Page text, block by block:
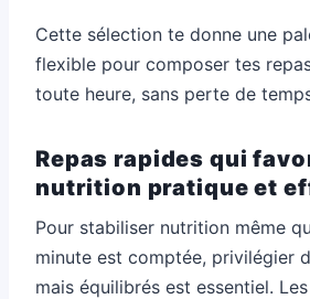
Cette sélection te donne une
flexible pour composer tes
toute heure, sans perte de
Repas rapides qui
nutrition pratique et
Pour stabiliser nutrition même
minute est comptée, privilégier
mais équilibrés est essentiel.